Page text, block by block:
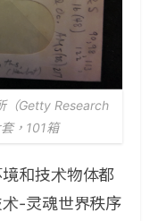
（Getty Research
，101箱
和技术物体都
-灵魂世界秩序